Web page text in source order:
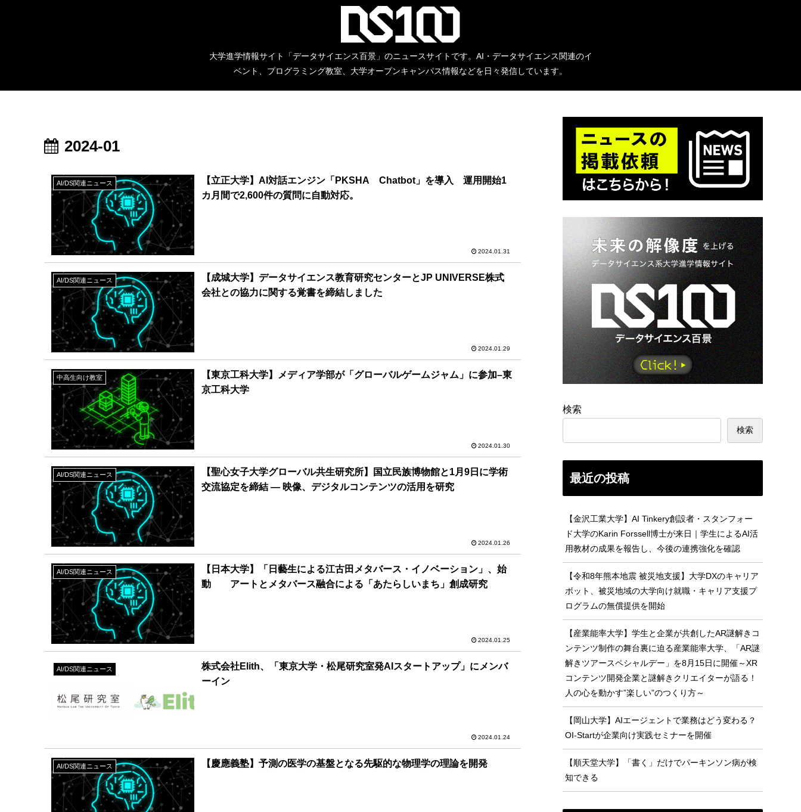
大学進学情報サイト「データサイエンス百景」のニュースサイトです。AI・データサイエンス関連のイ
ベント、プログラミング教室、大学オープンキャンパス情報などを日々発信しています。
2024-01
AI/DS関連ニュース
【立正大学】AI対話エンジン「PKSHA Chatbot」を導入 運用開始1
カ月間で2,600件の質問に自動対応。
2024.01.31
AI/DS関連ニュース
【成城大学】データサイエンス教育研究センターとJP UNIVERSE株式
会社との協力に関する覚書を締結しました
2024.01.29
中高生向け教室
【東京工科大学】メディア学部が「グローバルゲームジャム」に参加–東
京工科大学
2024.01.30
AI/DS関連ニュース
【聖心女子大学グローバル共生研究所】国立民族博物館と1月9日に学術
交流協定を締結 ― 映像、デジタルコンテンツの活用を研究
2024.01.26
AI/DS関連ニュース
【日本大学】「日藝生による江古田メタバース・イノベーション」、始
動 アートとメタバース融合による「あたらしいまち」創成研究
2024.01.25
AI/DS関連ニュース
株式会社Elith、「東京大学・松尾研究室発AIスタートアップ」にメンバ
ーイン
2024.01.24
AI/DS関連ニュース 【慶應義塾】予測の医学の基盤となる先駆的な物理学の理論を開発
検索
検索
最近の投稿
【金沢工業大学】AI Tinkery創設者・スタンフォー
ド大学のKarin Forssell博士が来日｜学生によるAI活
用教材の成果を報告し、今後の連携強化を確認
【令和8年熊本地震 被災地支援】大学DXのキャリア
ボット、被災地域の大学向け就職・キャリア支援プ
ログラムの無償提供を開始
【産業能率大学】学生と企業が共創したAR謎解きコ
ンテンツ制作の舞台裏に迫る産業能率大学、「AR謎
解きツアースペシャルデー」を8月15日に開催～XR
コンテンツ開発企業と謎解きクリエイターが語る！
人の心を動かす”楽しい”のつくり方～
【岡山大学】AIエージェントで業務はどう変わる？
OI-Startが企業向け実践セミナーを開催
【順天堂大学】「書く」だけでパーキンソン病が検
知できる